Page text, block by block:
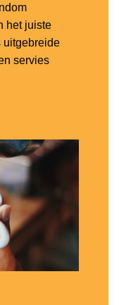
het juiste
uitgebreide
servies